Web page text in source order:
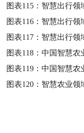
图表115： 智慧出行领
图表116： 智慧出行领
图表117： 智慧出行领
图表118：中国智慧农
图表119：中国智慧农
图表120： 智慧农业领